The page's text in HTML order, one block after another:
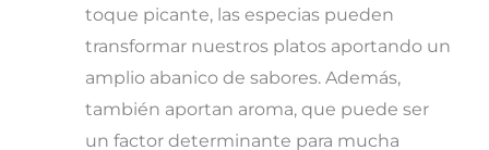
toque picante, las especias pueden
transformar nuestros platos aportando un
amplio abanico de sabores. Además,
también aportan aroma, que puede ser
un factor determinante para mucha